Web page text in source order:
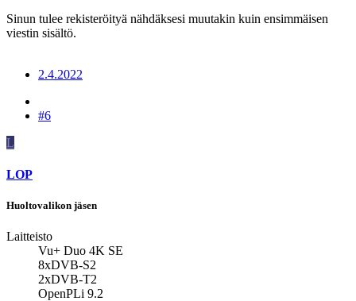
Sinun tulee rekisteröityä nähdäksesi muutakin kuin ensimmäisen
viestin sisältö.
2.4.2022
#6
L
LOP
Huoltovalikon jäsen
Laitteisto
Vu+ Duo 4K SE
8xDVB-S2
2xDVB-T2
OpenPLi 9.2